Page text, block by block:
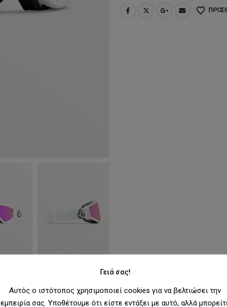
Γειά σας!
Αυτός ο ιστότοπος χρησιμοποιεί cookies για να βελτιώσει την
εμπειρία σας. Υποθέτουμε ότι είστε εντάξει με αυτό, αλλά